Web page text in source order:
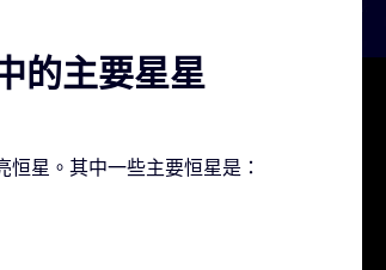
的主要星星
星。其中一些主要恒星是：